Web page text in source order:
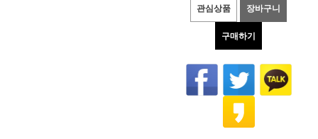
관심상품 장바구니
구매하기